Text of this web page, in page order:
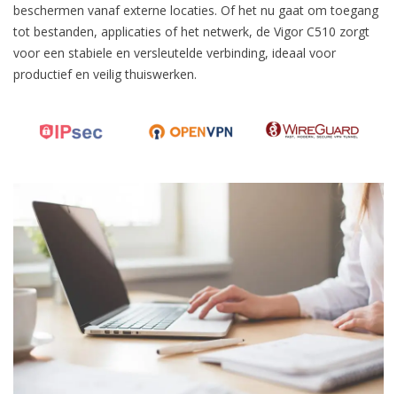
beschermen vanaf externe locaties. Of het nu gaat om toegang
tot bestanden, applicaties of het netwerk, de Vigor C510 zorgt
voor een stabiele en versleutelde verbinding, ideaal voor
productief en veilig thuiswerken.